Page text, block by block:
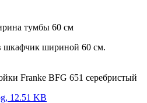
тумбы 60 см
шкафчик шириной 60 см.
Franke BFG 651 серебристый
12.51 KB